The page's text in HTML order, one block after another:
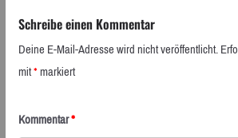
Schreibe einen Kommentar
Deine E-Mail-Adresse wird nicht veröffentlicht.
mit*markiert
Kommentar*